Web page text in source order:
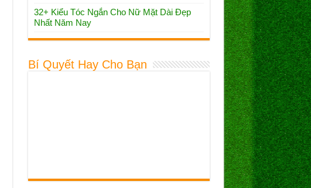
32+ Kiểu Tóc Ngắn Cho Nữ Mặt Dài Đẹp
Nhất Năm Nay
Bí Quyết Hay Cho Bạn